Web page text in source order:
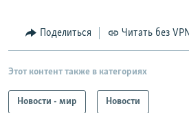
Поделиться Читать без
Этот контент также в категориях
Новости - мир Новости